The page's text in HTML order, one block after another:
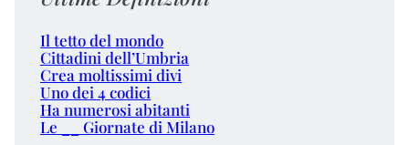
Il tetto del mondo
Cittadini dell’Umbria
Crea moltissimi divi
Uno dei 4 codici
Ha numerosi abitanti
Le __ Giornate di Milano